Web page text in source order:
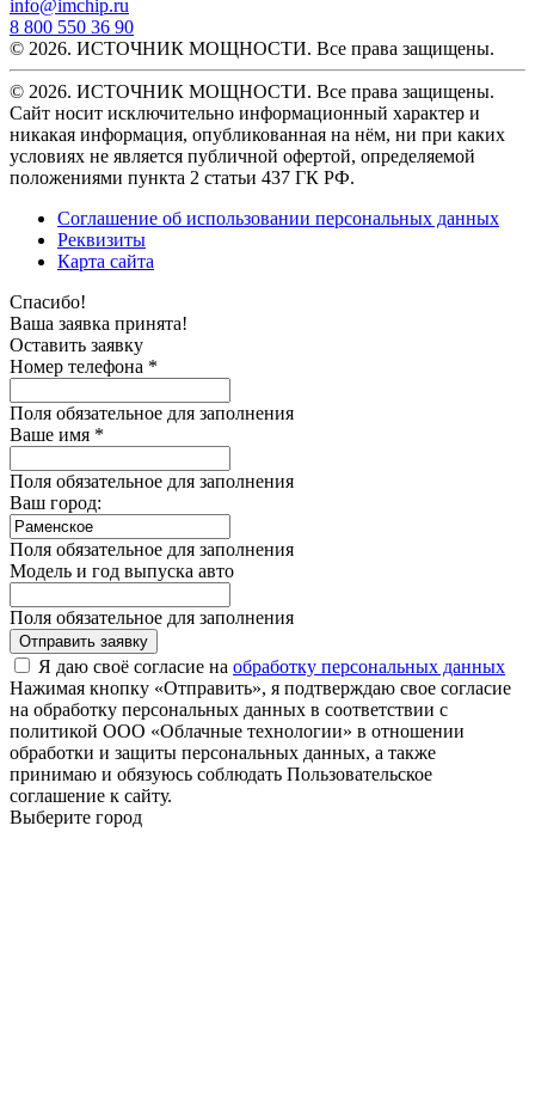
info@imchip.ru
8 800 550 36 90
© 2026. ИСТОЧНИК МОЩНОСТИ. Все права защищены.
© 2026. ИСТОЧНИК МОЩНОСТИ. Все права защищены.
Сайт носит исключительно информационный характер и
никакая информация, опубликованная на нём, ни при каких
условиях не является публичной офертой, определяемой
положениями пункта 2 статьи 437 ГК РФ.
Соглашение об использовании персональных данных
Реквизиты
Карта сайта
Спасибо!
Ваша заявка принята!
Оставить заявку
Номер телефона *
Поля обязательное для заполнения
Ваше имя *
Поля обязательное для заполнения
Ваш город:
Поля обязательное для заполнения
Модель и год выпуска авто
Поля обязательное для заполнения
Отправить заявку
Я даю своё согласие на обработку персональных данных
Нажимая кнопку «Отправить», я подтверждаю свое согласие
на обработку персональных данных в соответствии с
политикой ООО «Облачные технологии» в отношении
обработки и защиты персональных данных, а также
принимаю и обязуюсь соблюдать Пользовательское
соглашение к сайту.
Выберите город